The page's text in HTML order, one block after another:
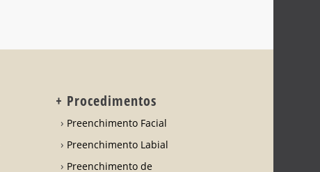
+ Procedimentos
Preenchimento Facial
Preenchimento Labial
Preenchimento de